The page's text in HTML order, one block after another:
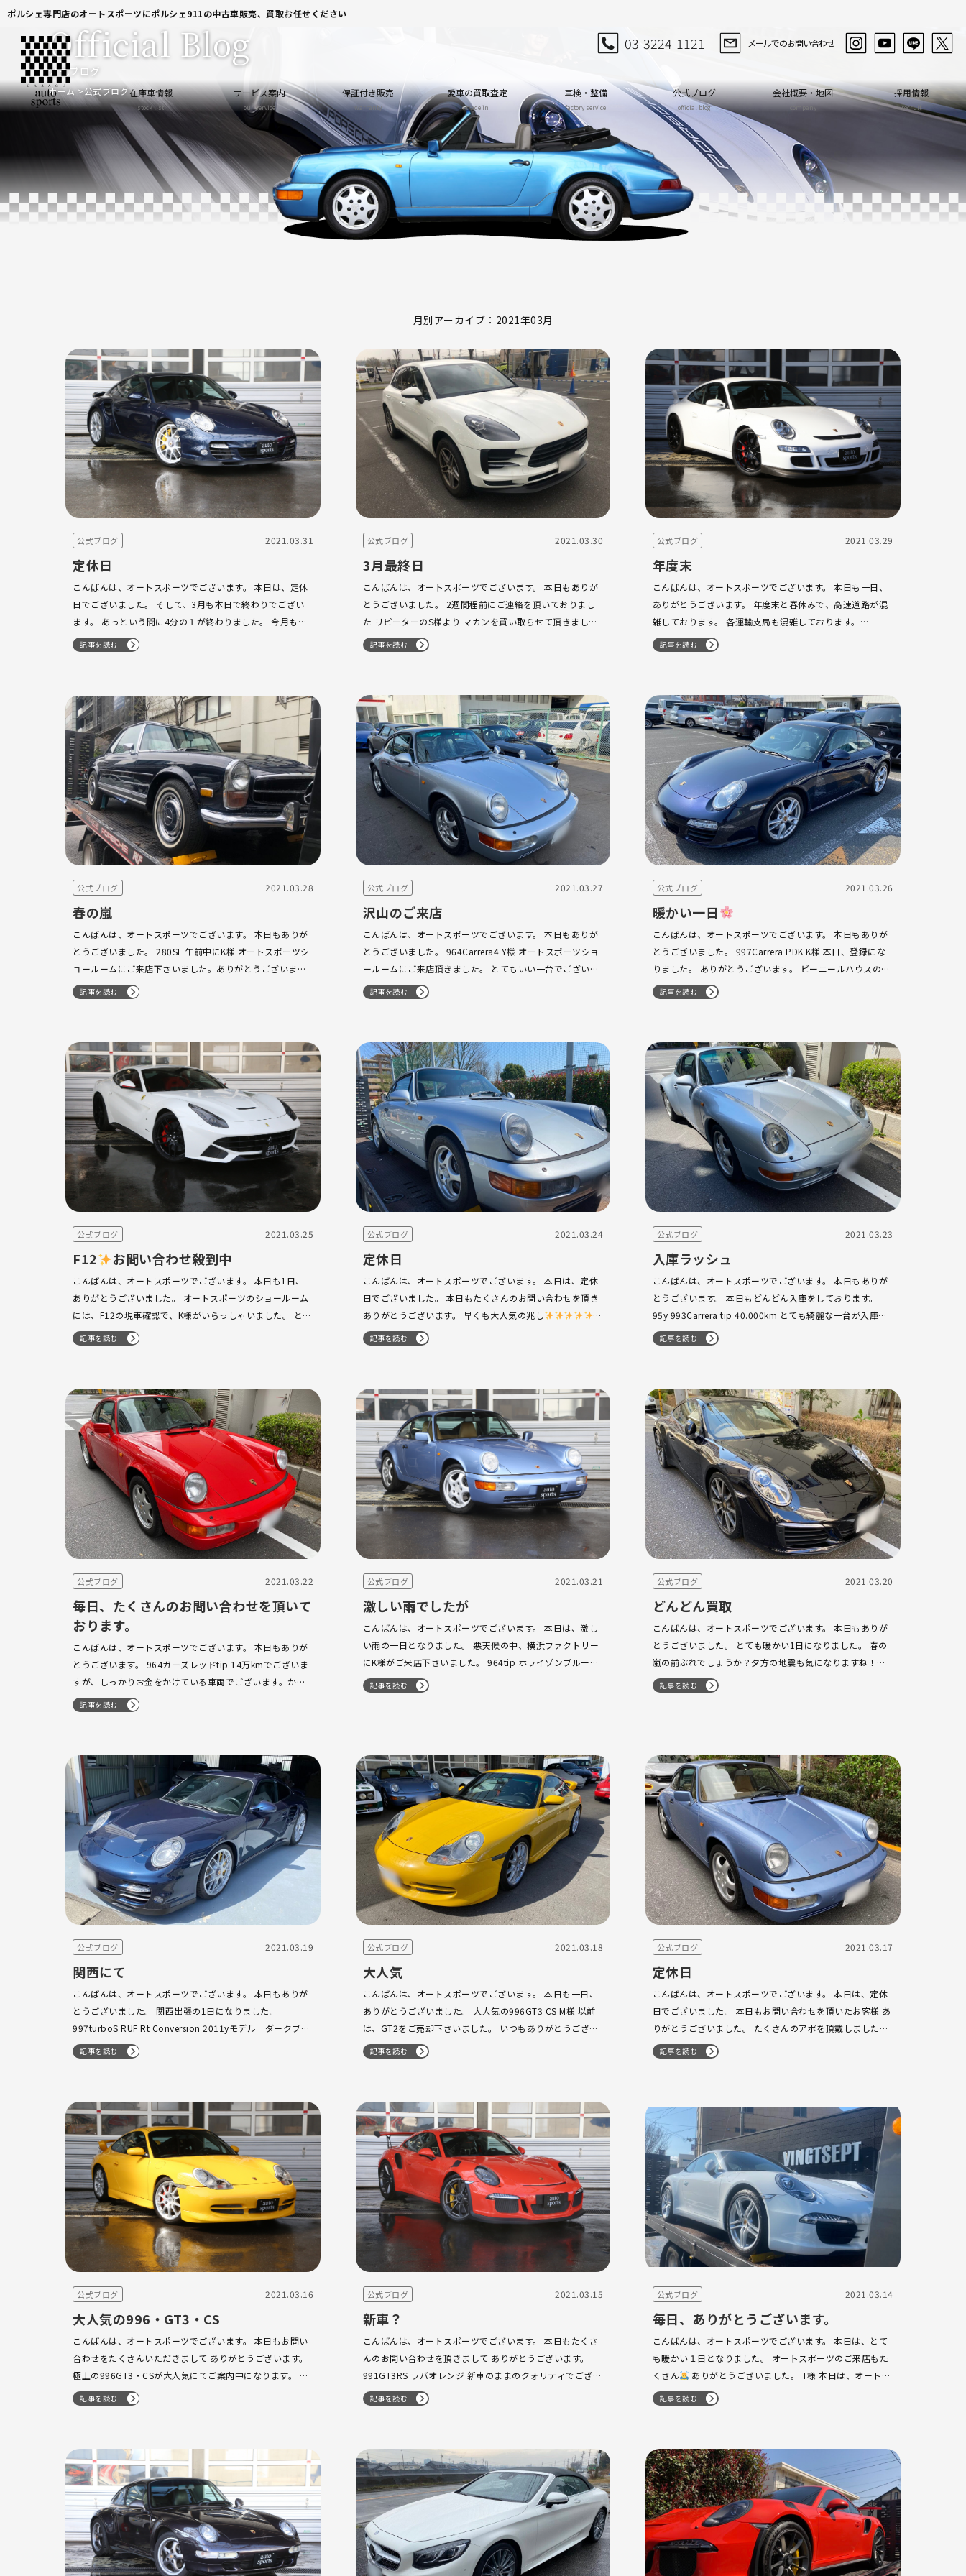
ポルシェ専門店のオートスポーツにポルシェ911の中古車販売、買取お任せください
在庫車情報
stock list
サービス案内
our service
保証付き販売
warranty
愛車の買取査定
trade in
車検・整備
factory service
公式ブログ
official blog
会社概要・地図
company
採用情報
recruit
公式ブログ
Official Blog
ホーム 公式ブログ
月別アーカイブ：2021年03月
公式ブログ 2021.03.31
定休日
こんばんは、オートスポーツでございます。 本日は、定休
日でございました。 そして、3月も本日で終わりでござい
ます。 あっという間に4分の１が終わりました。 今月もあ
りがとうございました。 997turboS RUF Rtコンバージョ
ンが大人気 正規コンバー…
記事を読む
公式ブログ 2021.03.30
3月最終日
こんばんは、オートスポーツでございます。 本日もありが
とうございました。 2週間程前にご連絡を頂いておりまし
た リピーターのS様より マカンを買い取らせて頂きまし
た。 前回の991後期に引き続き 今回も即決にてありがとう
ございます。 2019…
記事を読む
公式ブログ 2021.03.29
年度末
こんばんは、オートスポーツでございます。 本日も一日、
ありがとうございます。 年度末と春休みで、高速道路が混
雑しております。 各運輸支局も混雑しております。
997GT3 本日、名義変更が完了しました。 御納車まであと
記事を読む
公式ブログ 2021.03.28
春の嵐
こんばんは、オートスポーツでございます。 本日もありが
とうございました。 280SL 午前中にK様 オートスポーツシ
ョールームにご来店下さいました。ありがとうございまし
た。 たくさんの下取候補を査定させて頂ければと思いま
記事を読む
公式ブログ 2021.03.27
沢山のご来店
こんばんは、オートスポーツでございます。 本日もありが
とうございました。 964Carrera4 Y様 オートスポーツショ
ールームにご来店頂きました。 とてもいい一台でございま
す。 是非、よろしくお願い致します。 マカンベースにて オ
ー…
記事を読む
公式ブログ 2021.03.26
暖かい一日
こんばんは、オートスポーツでございます。 本日もありが
とうございました。 997Carrera PDK K様 本日、登録にな
りました。 ありがとうございます。 ビーニールハウスのな
かで早くも葡萄の芽が
記事を読む
公式ブログ 2021.03.25
F12 お問い合わせ殺到中
こんばんは、オートスポーツでございます。 本日も1日、
ありがとうございました。 オートスポーツのショールーム
には、F12の現車確認で、K様がいらっしゃいました。 とて
記事を読む
公式ブログ 2021.03.24
定休日
こんばんは、オートスポーツでございます。 本日は、定休
日でございました。 本日もたくさんのお問い合わせを頂き
ありがとうございます。 早くも大人気の兆し
インシュレーターもバ…
記事を読む
公式ブログ 2021.03.23
入庫ラッシュ
こんばんは、オートスポーツでございます。 本日もありが
とうございます。 本日もどんどん入庫をしております。
95y 993Carrera tip 40.000km とても綺麗な一台が入庫い
たしました。 M様 いつもありがとうございます。 今後とも
よろ…
記事を読む
公式ブログ 2021.03.22
毎日、たくさんのお問い合わせを頂いて
おります。
こんばんは、オートスポーツでございます。 本日もありが
とうございます。 964ガーズレッドtip 14万kmでございま
すが、しっかりお金をかけている車両でございます。かな
り綺麗な1台になります。N様、本日は、ありがとうござい
記事を読む
公式ブログ 2021.03.21
激しい雨でしたが
こんばんは、オートスポーツでございます。 本日は、激し
い雨の一日となりました。 悪天候の中、横浜ファクトリー
にK様がご来店下さいました。 964tip ホライゾンブルーM
先週に引き続き ご来店下さいまして、ありがとうございま
す。 しっかり仕上げさ…
記事を読む
公式ブログ 2021.03.20
どんどん買取
こんばんは、オートスポーツでございます。 本日もありが
とうございました。 とても暖かい1日になりました。 春の
嵐の前ぶれでしょうか？夕方の地震も気になりますね！最
近、地震が多いので、大きな地震が来ない事を願うばかり
記事を読む
公式ブログ 2021.03.19
関西にて
こんばんは、オートスポーツでございます。 本日もありが
とうございました。 関西出張の1日になりました。
997turboS RUF Rt Conversion 2011yモデル ダークブル
ー 最高の一台が入庫しました。 是非、いかがでしょうか？
…
記事を読む
公式ブログ 2021.03.18
大人気
こんばんは、オートスポーツでございます。 本日も一日、
ありがとうございました。 大人気の996GT3 CS M様 以前
は、GT2をご売却下さいました。 いつもありがとうござい
ます。 996GT3 CS 最高の一台でございます。 本日は、お
仕事でお忙し…
記事を読む
公式ブログ 2021.03.17
定休日
こんばんは、オートスポーツでございます。 本日は、定休
日でございました。 本日もお問い合わせを頂いたお客様 あ
りがとうございました。 たくさんのアポを頂戴しました。
記事を読む
公式ブログ 2021.03.16
大人気の996・GT3・CS
こんばんは、オートスポーツでございます。 本日もお問い
合わせをたくさんいただきまして ありがとうございます。
極上の996GT3・CSが大人気にてご案内中になります。 ど
こからみても美しく大切にされてきました。 前期の楽しさ
をもう一度とお考えのお客様から…
記事を読む
公式ブログ 2021.03.15
新車？
こんばんは、オートスポーツでございます。 本日もたくさ
んのお問い合わせを頂きまして ありがとうございます。
991GT3RS ラバオレンジ 新車のままのクォリティでござい
ます。 700km文句なしの一台になります。 フロントは、プ
記事を読む
公式ブログ 2021.03.14
毎日、ありがとうございます。
こんばんは、オートスポーツでございます。 本日は、とて
も暖かい１日となりました。 オートスポーツのご来店もた
くさん
記事を読む
03-3224-1121 メールでのお問い合わせ